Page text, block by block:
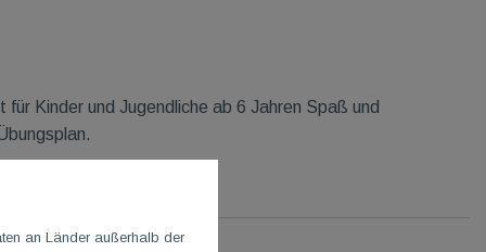
Kinder und Jugendliche ab 6 Jahren Spaß und
an Länder außerhalb der